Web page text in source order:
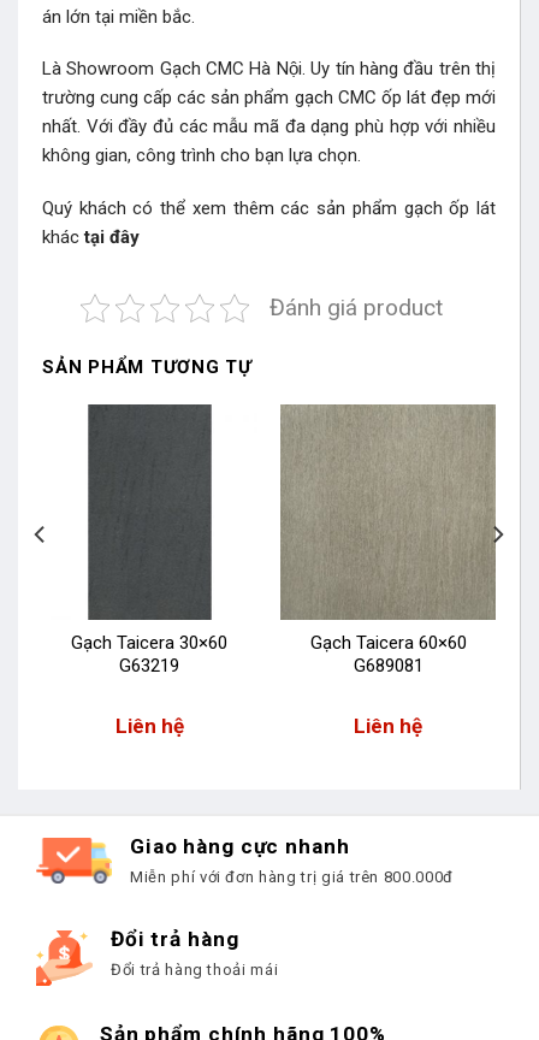
án lớn tại miền bắc.
Là Showroom Gạch CMC Hà Nội. Uy tín hàng đầu trên thị
trường cung cấp các sản phẩm gạch CMC ốp lát đẹp mới
nhất. Với đầy đủ các mẫu mã đa dạng phù hợp với nhiều
không gian, công trình cho bạn lựa chọn.
Quý khách có thể xem thêm các sản phẩm gạch ốp lát
khác tại đây
Đánh giá product
SẢN PHẨM TƯƠNG TỰ
Gạch Taicera 30×60
G63219
Liên hệ
Gạch Taicera 60×60
G689081
Liên hệ
Giao hàng cực nhanh
Miễn phí với đơn hàng trị giá trên 800.000đ
Đổi trả hàng
Đổi trả hàng thoải mái
Sản phẩm chính hãng 100%